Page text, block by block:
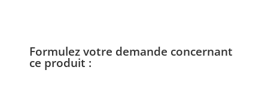
Formulez votre demande concernant
ce produit :